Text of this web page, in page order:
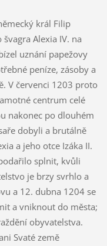
král Filip
Alexia IV. na
uznání papežovy
peníze, zásoby a
V červenci 1203 proto
centrum celé
nakonec po dlouhém
dobyli a brutálně
a jeho otce Izáka II.
splnit, kvůli
je brzy svrhlo a
a 12. dubna 1204 se
a vniknout do města;
obyvatelstva.
Svaté země